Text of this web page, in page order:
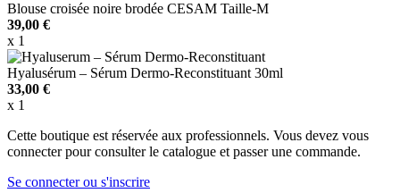
Blouse croisée noire brodée CESAM Taille-M
39,00 €
x 1
Hyalusérum – Sérum Dermo-Reconstituant 30ml
33,00 €
x 1
Cette boutique est réservée aux professionnels. Vous devez vous
connecter pour consulter le catalogue et passer une commande.
Se connecter ou s'inscrire